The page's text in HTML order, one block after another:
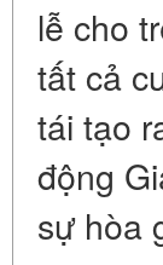
lễ cho
tất cả
tái tạo
động
sự hòa